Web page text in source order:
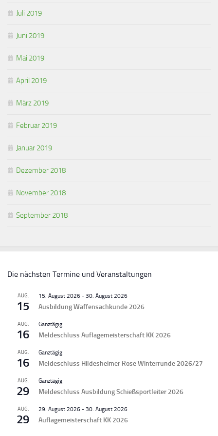
Juli 2019
Juni 2019
Mai 2019
April 2019
März 2019
Februar 2019
Januar 2019
Dezember 2018
November 2018
September 2018
Die nächsten Termine und Veranstaltungen
AUG.
15
15. August 2026 - 30. August 2026
Ausbildung Waffensachkunde 2026
AUG.
16
Ganztägig
Meldeschluss Auflagemeisterschaft KK 2026
AUG.
16
Ganztägig
Meldeschluss Hildesheimer Rose Winterrunde 2026/27
AUG.
29
Ganztägig
Meldeschluss Ausbildung Schießsportleiter 2026
AUG.
29
29. August 2026 - 30. August 2026
Auflagemeisterschaft KK 2026